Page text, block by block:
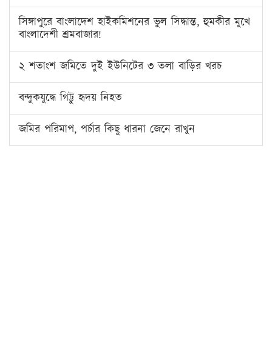
সিঙ্গাপুরে বাংলাদেশ হাইকমিশনের ভুল সিদ্ধান্ত, হুমকীর মুখে
বাংলাদেশী শ্রমবাজার!
২ শতাংশ জমিতে দুই ইউনিটের ৩ তলা বাড়ির খরচ
বন্দুকযুদ্ধে গিট্টু হৃদয় নিহত
জমির পরিমাপ, পর্চার কিছু ধারনা জেনে রাখুন